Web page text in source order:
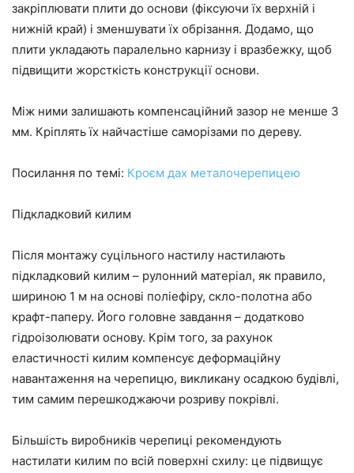
закріплювати плити до основи (фіксуючи їх верхній і
нижній край) і зменшувати їх обрізання. Додамо, що
плити укладають паралельно карнизу і вразбежку, щоб
підвищити жорсткість конструкції основи.
Між ними залишають компенсаційний зазор не менше 3
мм. Кріплять їх найчастіше саморізами по дереву.
Посилання по темі: Кроєм дах металочерепицею
Підкладковий килим
Після монтажу суцільного настилу настилають
підкладковий килим – рулонний матеріал, як правило,
шириною 1 м на основі поліефіру, скло-полотна або
крафт-паперу. Його головне завдання – додатково
гідроізолювати основу. Крім того, за рахунок
еластичності килим компенсує деформаційну
навантаження на черепицю, викликану осадкою будівлі,
тим самим перешкоджаючи розриву покрівлі.
Більшість виробників черепиці рекомендують
настилати килим по всій поверхні схилу: це підвищує